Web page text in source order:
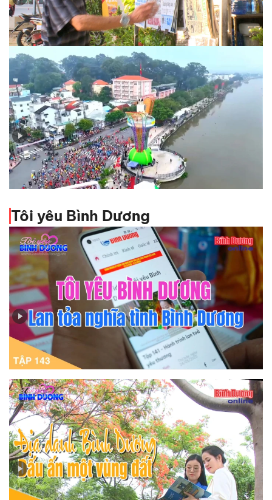
Nhịp sống báo in thời công nghệ số
Báo chí Bình Dương trong dòng chảy báo chí cách
mạng Việt Nam
Tôi yêu Bình Dương
Tập 143 - Tôi yêu Bình Dương - Lan tỏa nghĩa tình Bình
Dương
Tập 142 - Địa danh Bình Dương – Dấu ấn một vùng đất